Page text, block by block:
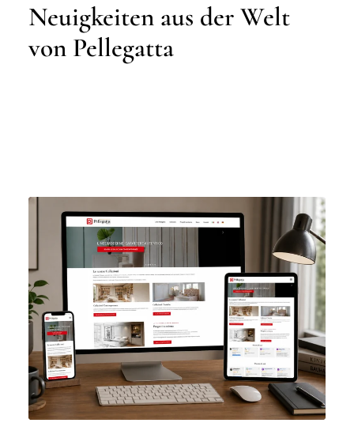
Neuigkeiten aus der Welt
von Pellegatta